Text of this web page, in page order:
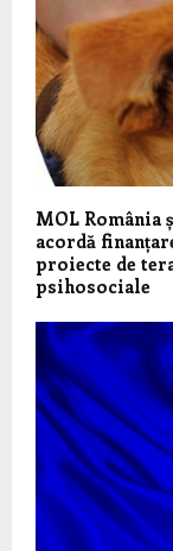
MOL România
acordă
proiecte de
psihosociale